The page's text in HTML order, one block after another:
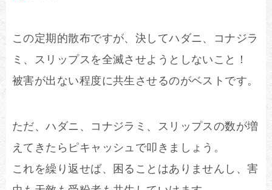
この定期的散布ですが、決してハダニ、コナジラ
ミ、スリップスを全滅させようとしないこと！
被害が出ない程度に共生させるのがベストです。
ただ、ハダニ、コナジラミ、スリップスの数が増
えてきたらピキャッシュで叩きましょう。
これを繰り返せば、困ることはありませんし、害